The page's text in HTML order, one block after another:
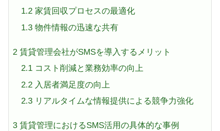
1.2家賃回収プロセスの最適化
1.3物件情報の迅速な共有
2 賃貸管理会社がSMSを導入するメリット
2.1コスト削減と業務効率の向上
2.2入居者満足度の向上
2.3リアルタイムな情報提供による競争力強化
3 賃貸管理におけるSMS活用の具体的な事例